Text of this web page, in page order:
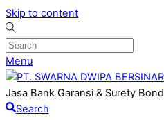
Skip to content
Menu
Jasa Bank Garansi & Surety Bond
Search